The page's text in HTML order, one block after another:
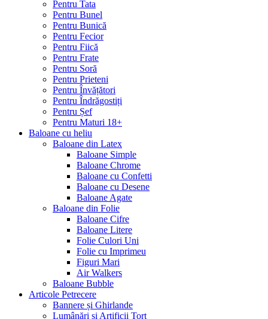
Pentru Tata
Pentru Bunel
Pentru Bunică
Pentru Fecior
Pentru Fiică
Pentru Frate
Pentru Soră
Pentru Prieteni
Pentru Învățători
Pentru Îndrăgostiți
Pentru Șef
Pentru Maturi 18+
Baloane cu heliu
Baloane din Latex
Baloane Simple
Baloane Chrome
Baloane cu Confetti
Baloane cu Desene
Baloane Agate
Baloane din Folie
Baloane Cifre
Baloane Litere
Folie Culori Uni
Folie cu Imprimeu
Figuri Mari
Air Walkers
Baloane Bubble
Articole Petrecere
Bannere și Ghirlande
Lumânări și Artificii Tort